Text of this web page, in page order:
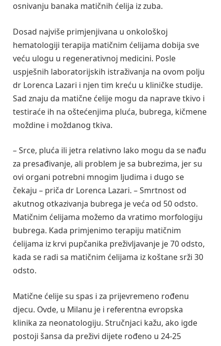
osnivanju banaka matičnih ćelija iz zuba.
Dosad najviše primjenjivana u onkološkoj
hematologiji terapija matičnim ćelijama dobija sve
veću ulogu u regenerativnoj medicini. Posle
uspješnih laboratorijskih istraživanja na ovom polju
dr Lorenca Lazari i njen tim kreću u kliničke studije.
Sad znaju da matične ćelije mogu da naprave tkivo i
testiraće ih na oštećenjima pluća, bubrega, kičmene
moždine i moždanog tkiva.
– Srce, pluća ili jetra relativno lako mogu da se nađu
za presađivanje, ali problem je sa bubrezima, jer su
ovi organi potrebni mnogim ljudima i dugo se
čekaju – priča dr Lorenca Lazari. – Smrtnost od
akutnog otkazivanja bubrega je veća od 50 odsto.
Matičnim ćelijama možemo da vratimo morfologiju
bubrega. Kada primjenimo terapiju matičnim
ćelijama iz krvi pupčanika preživljavanje je 70 odsto,
kada se radi sa matičnim ćelijama iz koštane srži 30
odsto.
Matične ćelije su spas i za prijevremeno rođenu
djecu. Ovde, u Milanu je i referentna evropska
klinika za neonatologiju. Stručnjaci kažu, ako igde
postoji šansa da preživi dijete rođeno u 24-25